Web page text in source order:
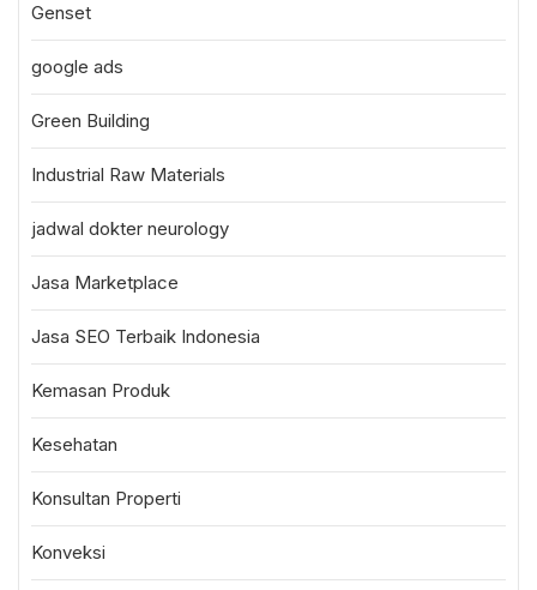
Genset
google ads
Green Building
Industrial Raw Materials
jadwal dokter neurology
Jasa Marketplace
Jasa SEO Terbaik Indonesia
Kemasan Produk
Kesehatan
Konsultan Properti
Konveksi